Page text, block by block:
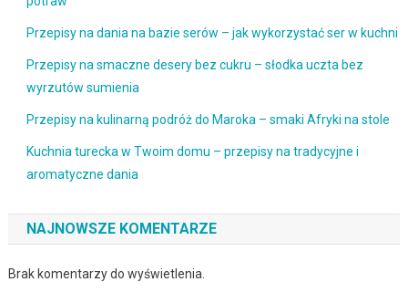
Przepisy na dania na bazie serów – jak wykorzystać ser w kuchni
Przepisy na smaczne desery bez cukru – słodka uczta bez
wyrzutów sumienia
Przepisy na kulinarną podróż do Maroka – smaki Afryki na stole
Kuchnia turecka w Twoim domu – przepisy na tradycyjne i
aromatyczne dania
NAJNOWSZE KOMENTARZE
Brak komentarzy do wyświetlenia.